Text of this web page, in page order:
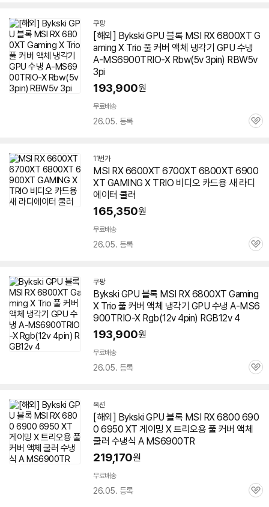
쿠팡
[해외] Bykski GPU 블록 MSI RX 6800XT G
aming X Trio 풀 커버 액체 냉각기 GPU 수냉
A-MS6900TRIO-X Rbw(5v 3pin) RBW5v
3pi
193,900원
무료배송
26.05. 등록
관
11번가
MSI RX 6600XT 6700XT 6800XT 6900
XT GAMING X TRIO 비디오 카드용 새 라디
에이터 쿨러
165,350원
무료배송
26.05. 등록
관
쿠팡
Bykski GPU 블록 MSI RX 6800XT Gaming
X Trio 풀 커버 액체 냉각기 GPU 수냉 A-MS6
900TRIO-X Rgb(12v 4pin) RGB12v 4
193,900원
무료배송
26.05. 등록
관
옥션
[해외] Bykski GPU 블록 MSI RX 6800 690
0 6950 XT 게이밍 X트리오용 풀 커버 액체
쿨러 수냉식 A MS6900TR
219,170원
무료배송
26.05. 등록
관